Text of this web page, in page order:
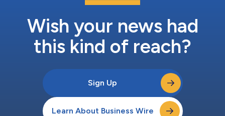
Wish your news had
this kind of reach?
Sign Up
Learn About Business Wire